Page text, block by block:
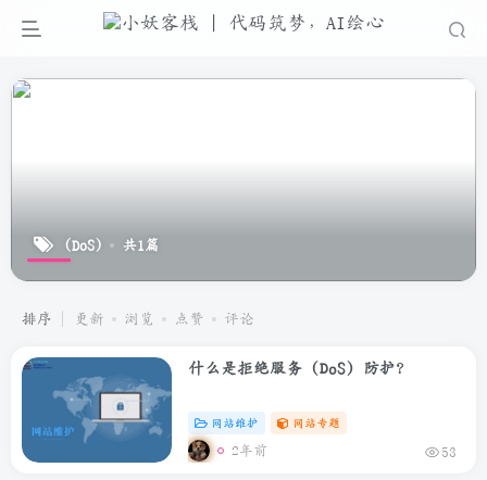
(DoS) 共1篇
排序 更新 浏览 点赞 评论
什么是拒绝服务 (DoS) 防护？
网站维护 网站专题
2年前 53